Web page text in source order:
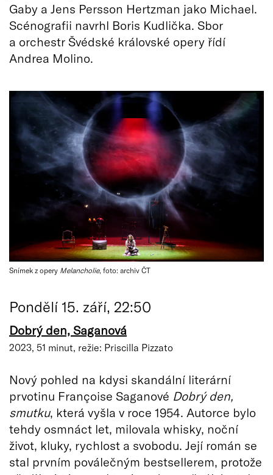
Gaby a Jens Persson Hertzman jako Michael.
Scénografii navrhl Boris Kudlička. Sbor
a orchestr Švédské královské opery řídí
Andrea Molino.
Snímek z opery Melancholie, foto: archiv ČT
Pondělí 15. září, 22:50
Dobrý den, Saganová
2023, 51 minut, režie: Priscilla Pizzato
Nový pohled na kdysi skandální literární
prvotinu Françoise Saganové Dobrý den,
smutku, která vyšla v roce 1954. Autorce bylo
tehdy osmnáct let, milovala whisky, noční
život, kluky, rychlost a svobodu. Její román se
stal prvním poválečným bestsellerem, protože